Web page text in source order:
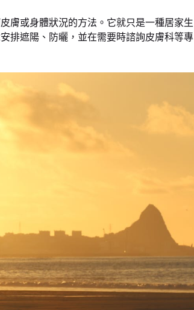
膚或身體狀況的方法。它就只是一種居家生
排遮陽、防曬，並在需要時諮詢皮膚科等專